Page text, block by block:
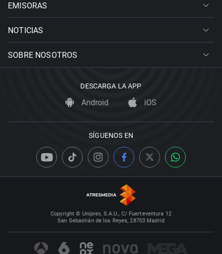
EMISORAS
NOTICIAS
SOBRE NOSOTROS
DESCARGA LA APP
Android iOS
SÍGUENOS EN
Copyright © Uniprex, S.A.U., C/ Fuerteventura 12
San Sebastián de los Reyes, 28703 Madrid